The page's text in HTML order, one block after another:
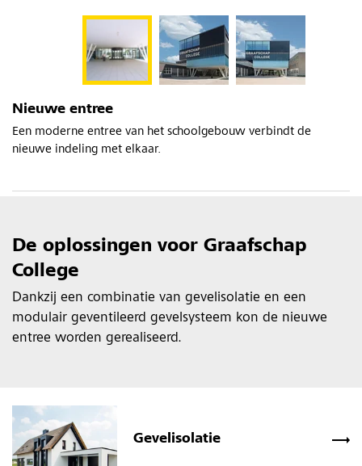
Nieuwe entree
Een moderne entree van het schoolgebouw verbindt de
nieuwe indeling met elkaar.
De oplossingen voor Graafschap
College
Dankzij een combinatie van gevelisolatie en een
modulair geventileerd gevelsysteem kon de nieuwe
entree worden gerealiseerd.
Gevelisolatie